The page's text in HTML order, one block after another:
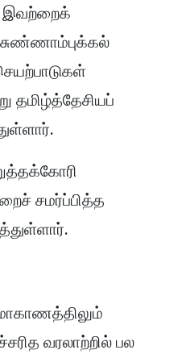
இவற்றைக்
தமிழ்த்தேசியப்
சமர்ப்பித்த
வரலாற்றில் பல